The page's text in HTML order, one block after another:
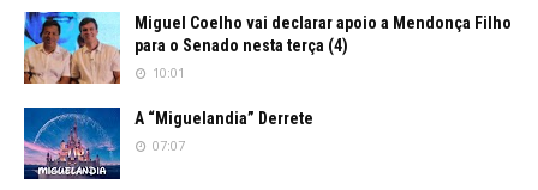
Miguel Coelho vai declarar apoio a Mendonça Filho
para o Senado nesta terça (4)
10:01
A “Miguelandia” Derrete
07:07